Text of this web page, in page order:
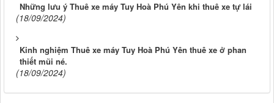
Những lưu ý Thuê xe máy Tuy Hoà Phú Yên khi thuê xe tự lái
(18/09/2024)
Kinh nghiệm Thuê xe máy Tuy Hoà Phú Yên thuê xe ở phan
thiết mũi né.
(18/09/2024)